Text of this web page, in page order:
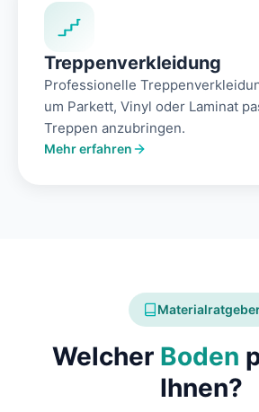
Treppenverkleidung
Professionelle
um Parkett, Vinyl oder Laminat
Treppen anzubringen.
Mehr erfahren
Welcher Boden
Ihnen?